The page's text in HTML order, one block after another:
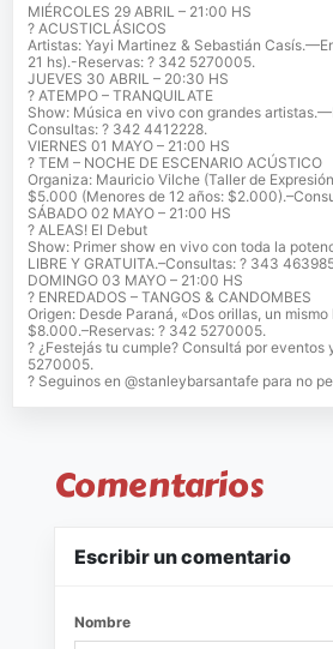
MIÉRCOLES 29 ABRIL – 21:00 HS
? ACUSTICLÁSICOS
Artistas: Yayi Martinez & Sebastián
21 hs).-Reservas: ? 342 5270005.
JUEVES 30 ABRIL – 20:30 HS
? ATEMPO – TRANQUILATE
Show: Música en vivo con grandes
Consultas: ? 342 4412228.
VIERNES 01 MAYO – 21:00 HS
? TEM – NOCHE DE ESCENARIO ACÚSTICO
Organiza: Mauricio Vilche (Taller de
$5.000 (Menores de 12 años:
SÁBADO 02 MAYO – 21:00 HS
? ALEAS! El Debut
Show: Primer show en vivo con toda la
LIBRE Y GRATUITA.–Consultas: ? 343
DOMINGO 03 MAYO – 21:00 HS
? ENREDADOS – TANGOS & CANDOMBES
Origen: Desde Paraná, «Dos orillas, un
$8.000.–Reservas: ? 342 5270005.
? ¿Festejás tu cumple? Consultá por
5270005.
? Seguinos en @stanleybarsantafe para no
Comentarios
Escribir un comentario
Nombre